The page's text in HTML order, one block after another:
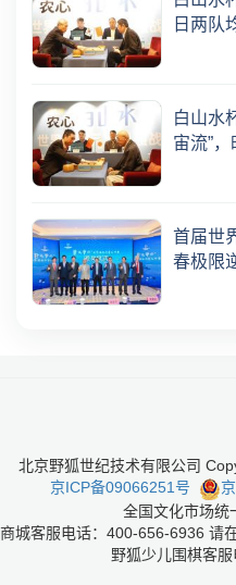
日两队
白山水
宙流”
首届世
春极限
北京野狐世纪技术有限公司
京ICP备09066251号
全国文化市场统
商城客服电话：400-656-6936 请
野狐少儿围棋客